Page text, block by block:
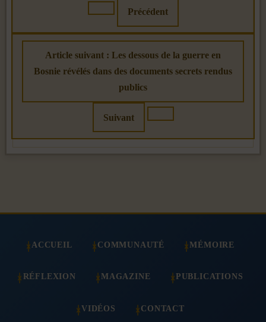
Précédent
Article suivant : Les dessous de la guerre en
Bosnie révélés dans des documents secrets rendus
publics
Suivant
ACCUEIL COMMUNAUTÉ MÉMOIRE
RÉFLEXION MAGAZINE PUBLICATIONS
VIDÉOS CONTACT